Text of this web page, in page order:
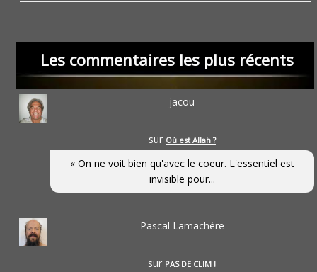
Les commentaires les plus récents
jacou
sur Où est Allah ?
« On ne voit bien qu'avec le coeur. L'essentiel est
invisible pour...
Pascal Lamachère
sur PAS DE CLIM !